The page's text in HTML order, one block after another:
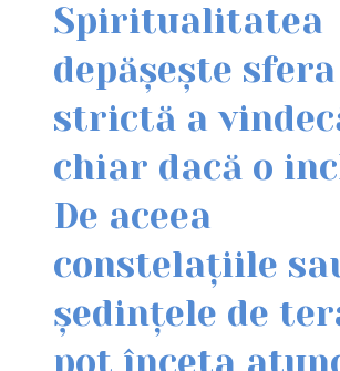
Spiritualitatea
depășește sfera
strictă a
chiar dacă o
De aceea
constelațiile
ședințele de